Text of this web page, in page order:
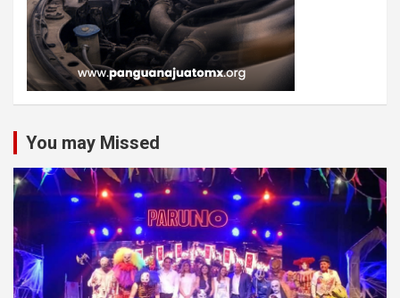
You may Missed